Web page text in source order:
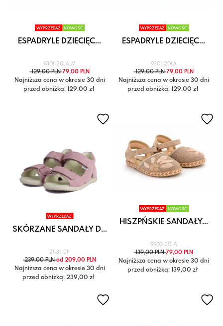
WYPRZEDAŻ NOWOŚĆ
ESPADRYLE DZIECIĘC...
9301-20LA_M
129,00 PLN79,00 PLN
Najniższa cena w okresie 30 dni
przed obniżką: 129,00 zł
WYPRZEDAŻ NOWOŚĆ
ESPADRYLE DZIECIĘC...
9301-20LA
129,00 PLN79,00 PLN
Najniższa cena w okresie 30 dni
przed obniżką: 129,00 zł
WYPRZEDAŻ
SKÓRZANE SANDAŁY D...
21-31_DP
239,00 PLNod 209,00 PLN
Najniższa cena w okresie 30 dni
przed obniżką: 239,00 zł
WYPRZEDAŻ NOWOŚĆ
HISZPŃSKIE SANDAŁY...
9903-30LA
139,00 PLN79,00 PLN
Najniższa cena w okresie 30 dni
przed obniżką: 139,00 zł